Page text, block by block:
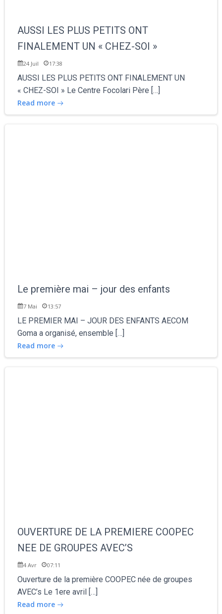
AUSSI LES PLUS PETITS ONT
FINALEMENT UN « CHEZ-SOI »
24 Juil 17:38
AUSSI LES PLUS PETITS ONT FINALEMENT UN
« CHEZ-SOI » Le Centre Focolari Père […]
Read more
Le première mai – jour des enfants
7 Mai 13:57
LE PREMIER MAI – JOUR DES ENFANTS AECOM
Goma a organisé, ensemble […]
Read more
OUVERTURE DE LA PREMIERE COOPEC
NEE DE GROUPES AVEC’S
4 Avr 07:11
Ouverture de la première COOPEC née de groupes
AVEC’s Le 1ere avril […]
Read more